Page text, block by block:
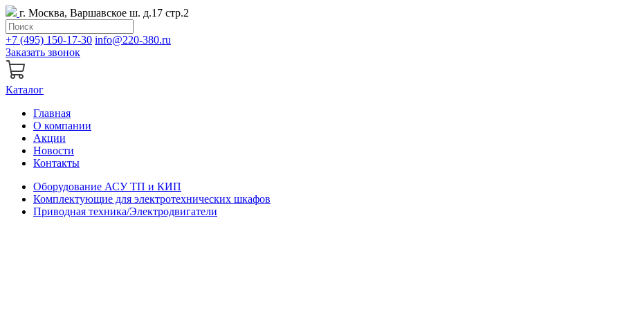
г. Москва, Варшавское ш. д.17 стр.2
+7 (495) 150-17-30 info@220-380.ru
Заказать звонок
Каталог
Главная
О компании
Акции
Новости
Контакты
Оборудование АСУ ТП и КИП
Комплектующие для электротехнических шкафов
Приводная техника/Электродвигатели